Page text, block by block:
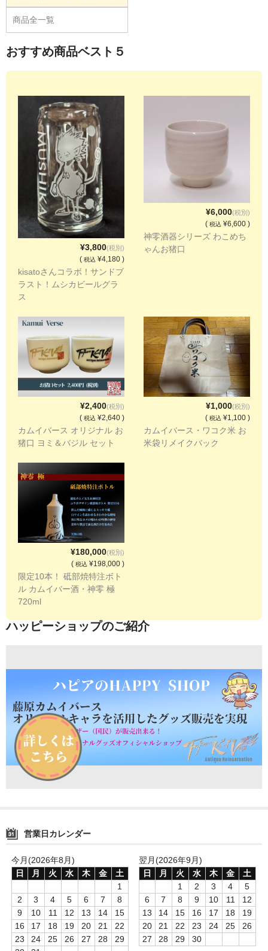
商品全一覧
おすすめ商品ベスト５
¥3,800(税別)
(税込 ¥4,180 )
kisatoさんコラボ！サンドブ
ラスト！ムシカビールグラ
ス
¥6,000(税別)
( 税込 ¥6,600 )
神零酒器シリーズ わこめち
ゃんお猪口
¥2,400(税別)
(税込 ¥2,640 )
カムイバース オリジナル お
猪口 ヨミ＆バジル セット
¥1,000(税別)
( 税込 ¥1,100 )
カムイバース・ワコク米 お
米袋リメイクバック
¥180,000(税別)
(税込 ¥198,000 )
限定10本！ 砥部焼特注ボト
ル カムイバー酒・神零 極
720ml
ハッピーショップのご紹介
営業日カレンダー
今月(2026年8月)
日
月 火 水 木 金
土
1
2
3 4 5 6 7
8
9
10 11 12 13 14
15
16
17 18 19 20 21
22
23
24 25 26 27 28
29
翌月(2026年9月)
日
月 火 水 木 金
土
1
2 3 4
5
6
7 8 9 10 11
12
13
14 15 16 17 18
19
20
21 22 23 24 25
26
27
28 29 30